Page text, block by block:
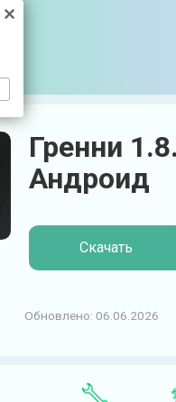
Гренни
Андроид
Скачать
Обновлено: 06.06.2026